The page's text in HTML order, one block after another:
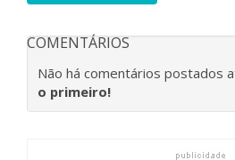
COMENTÁRIOS
Não há comentários postados
o primeiro!